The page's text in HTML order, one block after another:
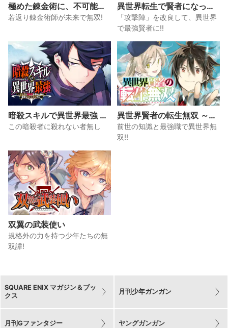
極めた錬金術に、不可能は
ない。 ～万能スキルで異世
界無双～
若返り錬金術師が未来で無双!
異世界転生で賢者になって
冒険者生活 ～【魔法改良】
で異世界最強～
「攻撃陣」を改良して、異世界
で最強賢者に!!
暗殺スキルで異世界最強 ～
錬金術と暗殺術を極めた俺
は、世界を陰から支配する
この暗殺者に殺れない者無し
異世界賢者の転生無双 ～ゲ
ームの知識で異世界最強～
前世の知識と最強職で異世界無
双!!
双翼の武装使い
規格外の力を持つ少年たちの無
双譚!
SQUARE ENIX マガジン＆ブッ
クス
月刊少年ガンガン
月刊Gファンタジー ヤングガンガン